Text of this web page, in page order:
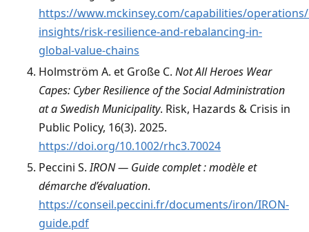
https://www.mckinsey.com/capabilities/
insights/risk-resilience-and-rebalancing-in-
global-value-chains
Holmström A. et Große C. Not All Heroes Wear
Capes: Cyber Resilience of the Social Administration
at a Swedish Municipality. Risk, Hazards & Crisis in
Public Policy, 16(3). 2025.
https://doi.org/10.1002/rhc3.70024
Peccini S.IRON — Guide complet : modèle et
démarche d’évaluation.
https://conseil.peccini.fr/documents/iron/IRON-
guide.pdf